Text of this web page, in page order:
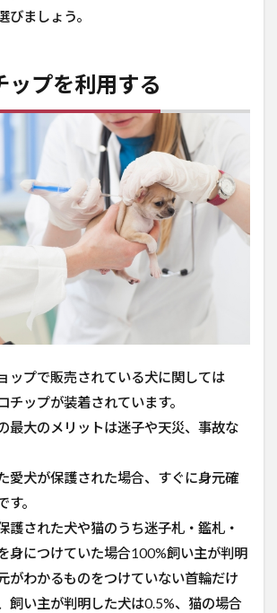
びましょう。
ップを利用する
ップで販売されている犬に関しては
チップが装着されています。
最大のメリットは迷子や天災、事故な
愛犬が保護された場合、すぐに身元確
。
護された犬や猫のうち迷子札・鑑札・
身につけていた場合100%飼い主が判明
がわかるものをつけていない首輪だけ
飼い主が判明した犬は0.5%、猫の場合